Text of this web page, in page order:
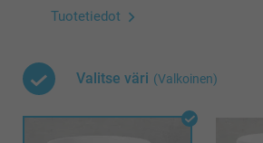
Tuotetiedot
Valitse väri (Valkoinen)